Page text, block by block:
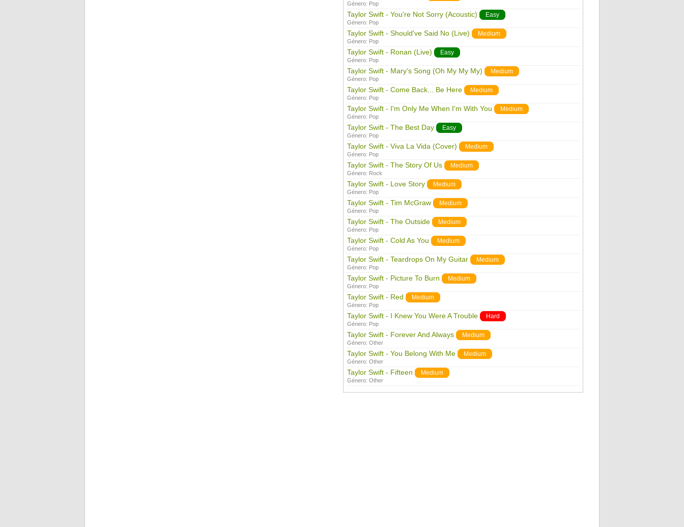
Género: Pop
Taylor Swift - You're Not Sorry (Acoustic) Easy
Género: Pop
Taylor Swift - Should've Said No (Live) Medium
Género: Pop
Taylor Swift - Ronan (Live) Easy
Género: Pop
Taylor Swift - Mary's Song (Oh My My My) Medium
Género: Pop
Taylor Swift - Come Back... Be Here Medium
Género: Pop
Taylor Swift - I'm Only Me When I'm With You Medium
Género: Pop
Taylor Swift - The Best Day Easy
Género: Pop
Taylor Swift - Viva La Vida (Cover) Medium
Género: Pop
Taylor Swift - The Story Of Us Medium
Género: Rock
Taylor Swift - Love Story Medium
Género: Pop
Taylor Swift - Tim McGraw Medium
Género: Pop
Taylor Swift - The Outside Medium
Género: Pop
Taylor Swift - Cold As You Medium
Género: Pop
Taylor Swift - Teardrops On My Guitar Medium
Género: Pop
Taylor Swift - Picture To Burn Medium
Género: Pop
Taylor Swift - Red Medium
Género: Pop
Taylor Swift - I Knew You Were A Trouble Hard
Género: Pop
Taylor Swift - Forever And Always Medium
Género: Other
Taylor Swift - You Belong With Me Medium
Género: Other
Taylor Swift - Fifteen Medium
Género: Other